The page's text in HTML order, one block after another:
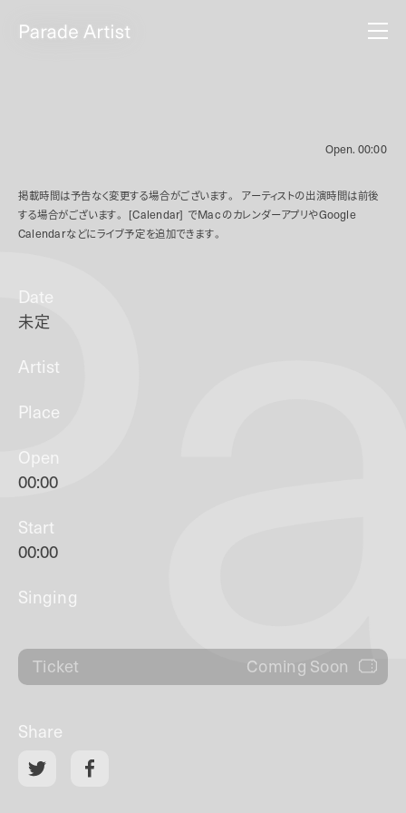
Open. 00:00
掲載時間は予告なく変更する場合がございます。
アーティストの出演時間は前後
する場合がございます。
[Calendar] でMacのカレンダーアプリやGoogle
Calendarなどにライブ予定を追加できます。
Date
未定
Artist
Place
Open
00:00
Start
00:00
Singing
Ticket Coming Soon
Share